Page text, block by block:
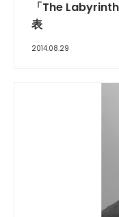
「The
表
2014.08.29